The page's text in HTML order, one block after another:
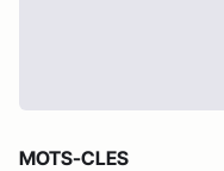
MOTS-CLES